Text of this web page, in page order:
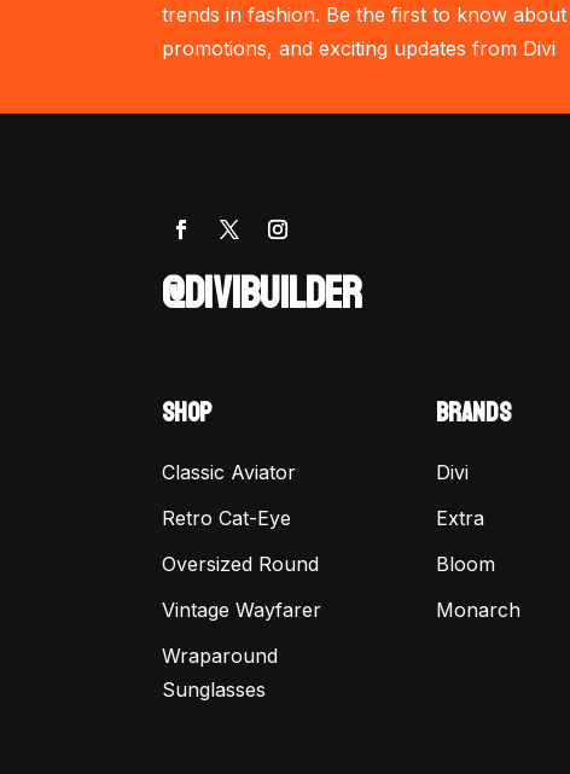
trends in fashion. Be the first to know
promotions, and exciting updates from Divi
@DIVIBUILDER
SHOP
Classic Aviator
Retro Cat-Eye
Oversized Round
Vintage Wayfarer
Wraparound
Sunglasses
BRANDS
Divi
Extra
Bloom
Monarch